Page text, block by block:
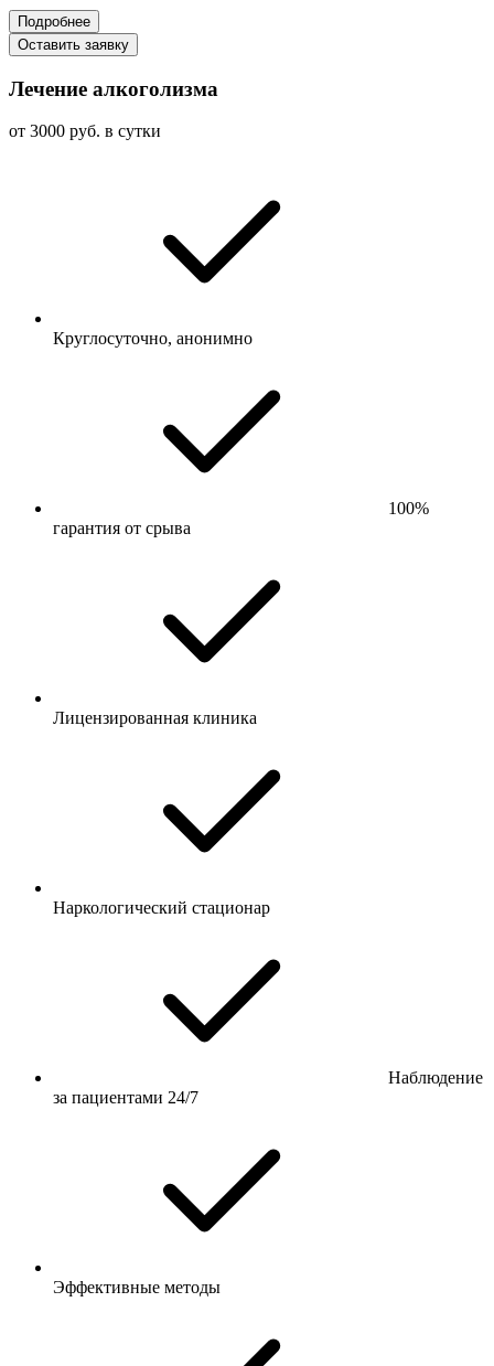
Подробнее
Оставить заявку
Лечение алкоголизма
от 3000 руб. в сутки
Круглосуточно, анонимно
100%
гарантия от срыва
Лицензированная клиника
Наркологический стационар
Наблюдение
за пациентами 24/7
Эффективные методы